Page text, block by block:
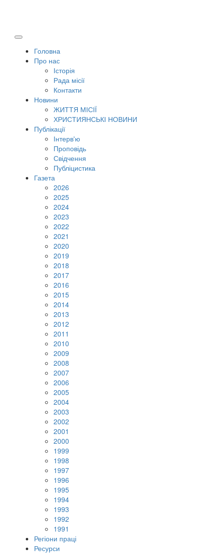
Головна
Про нас
Історія
Рада місії
Контакти
Новини
ЖИТТЯ МІСІЇ
ХРИСТИЯНСЬКІ НОВИНИ
Публікації
Інтерв'ю
Проповідь
Свідчення
Публіцистика
Газета
2026
2025
2024
2023
2022
2021
2020
2019
2018
2017
2016
2015
2014
2013
2012
2011
2010
2009
2008
2007
2006
2005
2004
2003
2002
2001
2000
1999
1998
1997
1996
1995
1994
1993
1992
1991
Регіони праці
Ресурси